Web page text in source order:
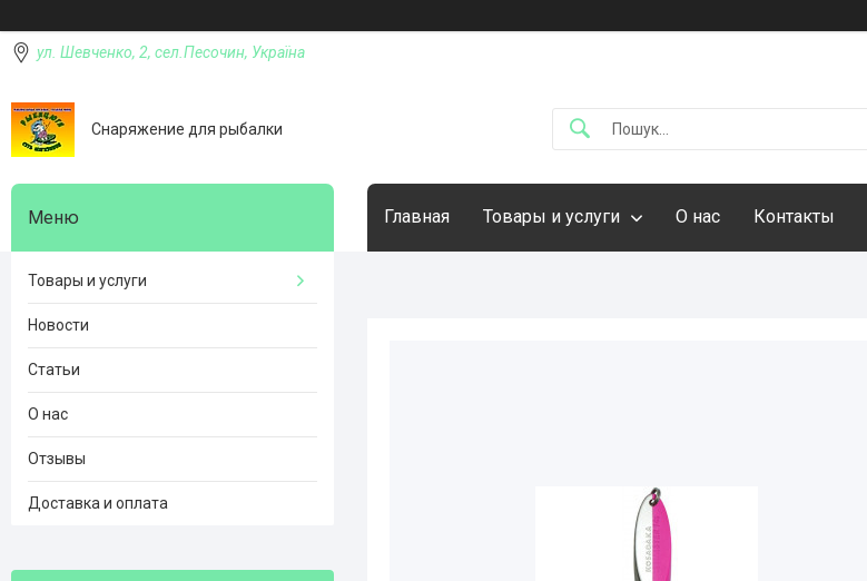
ул. Шевченко, 2, сел.Песочин, Україна
Снаряжение для рыбалки
Главная Товары и услуги О нас Контакты
Товары и услуги
Новости
Статьи
О нас
Отзывы
Доставка и оплата